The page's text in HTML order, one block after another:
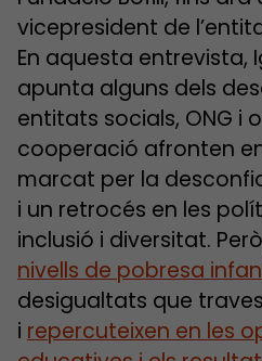
vicepresident de
En aquesta entrevista,
apunta alguns dels
entitats socials, ONG i
cooperació afronten
marcat per la
i un retrocés en les
inclusió i diversitat.
nivells de pobresa
desigualtats que
i repercuteixen en les